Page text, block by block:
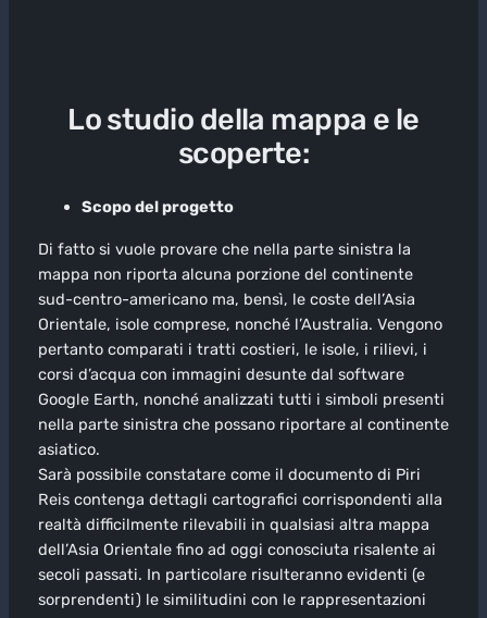
Lo studio della mappa e le
scoperte:
Scopo del progetto
Di fatto si vuole provare che nella parte sinistra la
mappa non riporta alcuna porzione del continente
sud-centro-americano ma, bensì, le coste dell’Asia
Orientale, isole comprese, nonché l’Australia. Vengono
pertanto comparati i tratti costieri, le isole, i rilievi, i
corsi d’acqua con immagini desunte dal software
Google Earth, nonché analizzati tutti i simboli presenti
nella parte sinistra che possano riportare al continente
asiatico.
Sarà possibile constatare come il documento di Piri
Reis contenga dettagli cartografici corrispondenti alla
realtà difficilmente rilevabili in qualsiasi altra mappa
dell’Asia Orientale fino ad oggi conosciuta risalente ai
secoli passati. In particolare risulteranno evidenti (e
sorprendenti) le similitudini con le rappresentazioni